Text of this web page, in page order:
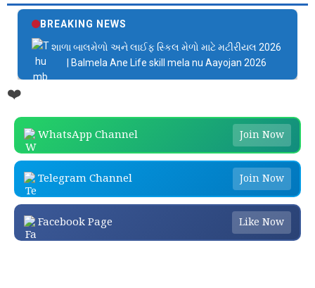
BREAKING NEWS
શાળા બાલમેળો અને લાઈફ સ્કિલ મેળો માટે મટીરીયલ 2026
| Balmela Ane Life skill mela nu Aayojan 2026
❤️
WhatsApp Channel Join Now
Telegram Channel Join Now
Facebook Page Like Now